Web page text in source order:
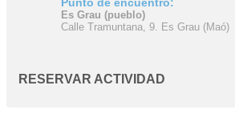
Punto de encuentro:
Es Grau (pueblo)
Calle Tramuntana, 9. Es Grau (Maó)
RESERVAR ACTIVIDAD